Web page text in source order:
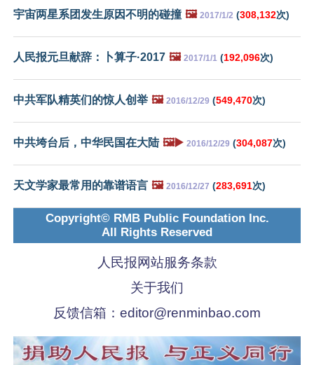
宇宙两星系团发生原因不明的碰撞 🖼️ 2017/1/2 (308,132次)
人民报元旦献辞：卜算子·2017 🖼️ 2017/1/1 (192,096次)
中共军队精英们的惊人创举 🖼️ 2016/12/29 (549,470次)
中共垮台后，中华民国在大陆 🖼️▶️ 2016/12/29 (304,087次)
天文学家最常用的靠谱语言 🖼️ 2016/12/27 (283,691次)
Copyright© RMB Public Foundation Inc.
All Rights Reserved
人民报网站服务条款
关于我们
反馈信箱： editor@renminbao.com